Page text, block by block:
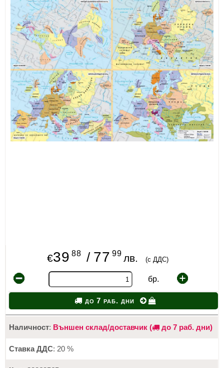
ИЗКУСТВА
СПОРТ
МЕБЕЛИ И ОБОРУДВАНЕ
КАНЦЕЛАРСКИ МАТЕРИАЛИ
КНИГИ И УЧЕБНИЦИ
БДП
€39 88 / 77 99 лв. (с ДДС)
бр.
до 7 раб. дни
Наличност: Външен склад/доставчик ( до 7 раб. дни)
Ставка ДДС: 20 %